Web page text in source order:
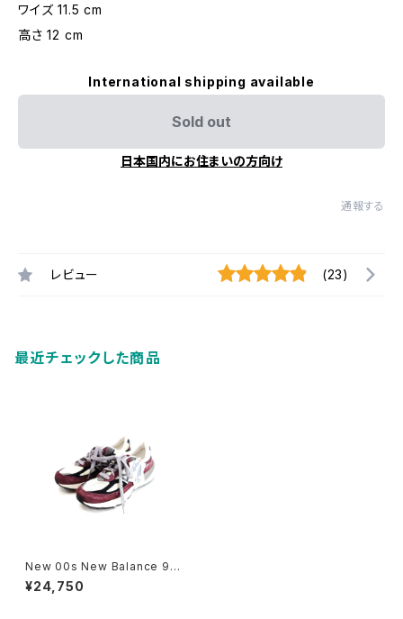
ワイズ 11.5 cm
高さ 12 cm
International shipping available
Sold out
日本国内にお住まいの方向け
通報する
レビュー (23)
最近チェックした商品
New 00s New Balance 99
0 V6 Wine Red Sneaker Si
ze 27.5cm 古着
¥24,750